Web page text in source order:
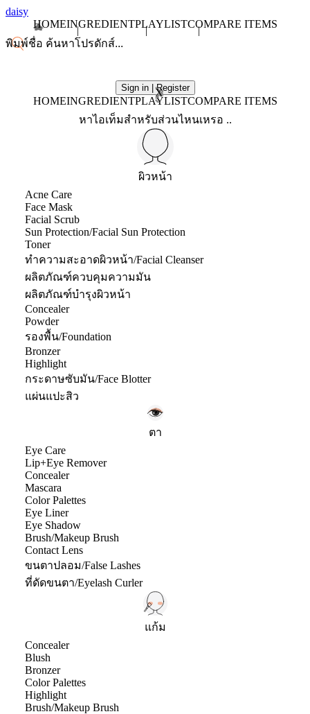
daisy
HOMEINGREDIENTPLAYLISTCOMPARE ITEMS
Sign in | Register
X
HOMEINGREDIENTPLAYLISTCOMPARE ITEMS
หาไอเท็มสำหรับส่วนไหนเหรอ ..
ผิวหน้า
Acne Care
Face Mask
Facial Scrub
Sun Protection/Facial Sun Protection
Toner
ทำความสะอาดผิวหน้า/Facial Cleanser
ผลิตภัณฑ์ควบคุมความมัน
ผลิตภัณฑ์บำรุงผิวหน้า
Concealer
Powder
รองพื้น/Foundation
Bronzer
Highlight
กระดาษซับมัน/Face Blotter
แผ่นแปะสิว
ตา
Eye Care
Lip+Eye Remover
Concealer
Mascara
Color Palettes
Eye Liner
Eye Shadow
Brush/Makeup Brush
Contact Lens
ขนตาปลอม/False Lashes
ที่ดัดขนตา/Eyelash Curler
แก้ม
Concealer
Blush
Bronzer
Color Palettes
Highlight
Brush/Makeup Brush